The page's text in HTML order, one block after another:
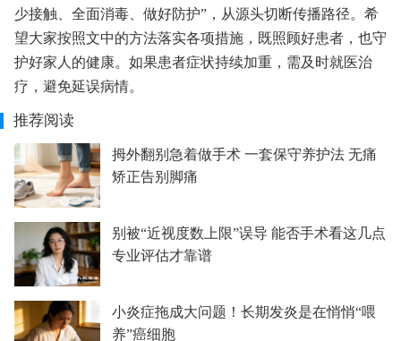
少接触、全面消毒、做好防护”，从源头切断传播路径。希
望大家按照文中的方法落实各项措施，既照顾好患者，也守
护好家人的健康。如果患者症状持续加重，需及时就医治
疗，避免延误病情。
推荐阅读
拇外翻别急着做手术 一套保守养护法 无痛
矫正告别脚痛
别被“近视度数上限”误导 能否手术看这几点
专业评估才靠谱
小炎症拖成大问题！长期发炎是在悄悄“喂
养”癌细胞